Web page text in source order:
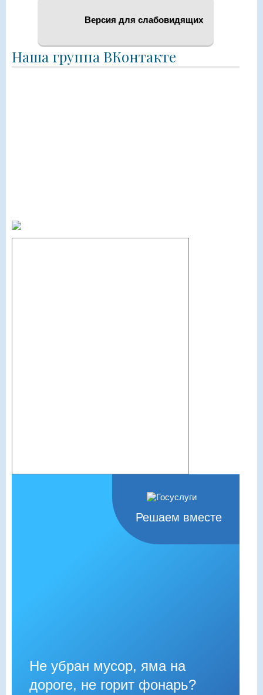
Версия для слабовидящих
Наша группа ВКонтакте
Решаем вместе
Не убран мусор, яма на
дороге, не горит фонарь?